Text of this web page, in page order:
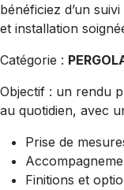
bénéficiez d’un
et installation
Catégorie :
Objectif : un rendu
au quotidien, avec
Prise de
Finitions et